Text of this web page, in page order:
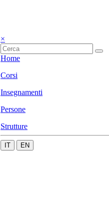
×
Home
Corsi
Insegnamenti
Persone
Strutture
IT EN